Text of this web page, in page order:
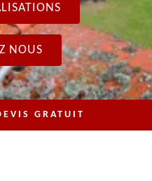
NOUS
GRATUIT